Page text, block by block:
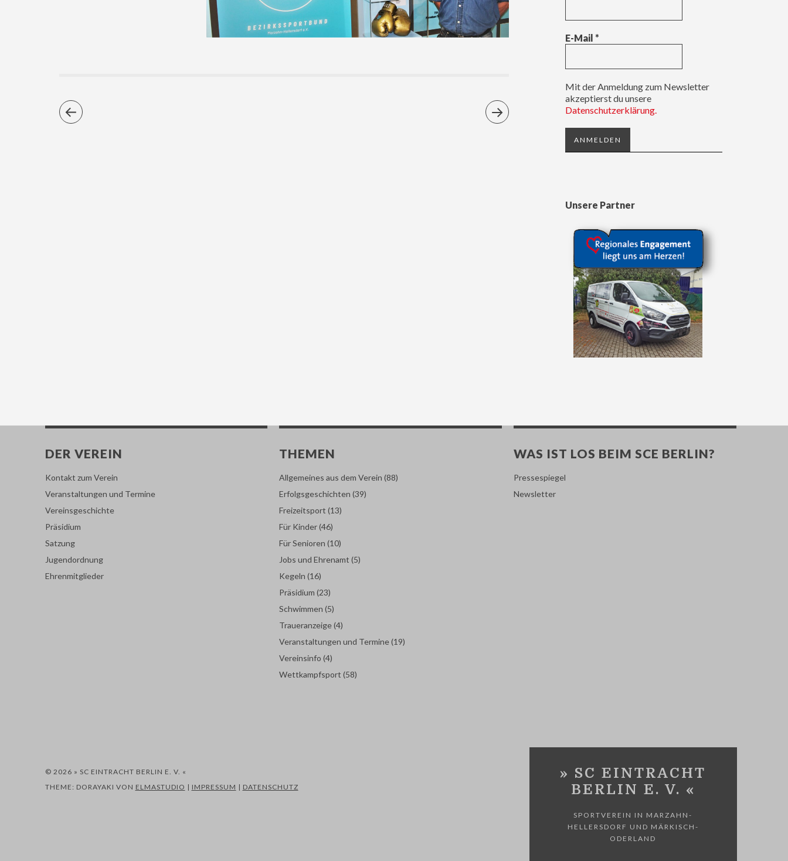
E-Mail *
Mit der Anmeldung zum Newsletter
akzeptierst du unsere
Datenschutzerklärung.
Unsere Partner
DER VEREIN
Kontakt zum Verein
Veranstaltungen und Termine
Vereinsgeschichte
Präsidium
Satzung
Jugendordnung
Ehrenmitglieder
THEMEN
Allgemeines aus dem Verein (88)
Erfolgsgeschichten (39)
Freizeitsport (13)
Für Kinder(46)
Für Senioren (10)
Jobs und Ehrenamt (5)
Kegeln (16)
Präsidium (23)
Schwimmen (5)
Traueranzeige(4)
Veranstaltungen und Termine(19)
Vereinsinfo (4)
Wettkampfsport (58)
WAS IST LOS BEIM SCE BERLIN?
Pressespiegel
Newsletter
© 2026 » SC EINTRACHT BERLIN E. V. «
THEME: DORAYAKI VON ELMASTUDIO | IMPRESSUM | DATENSCHUTZ
» SC EINTRACHT
BERLIN E. V. «
SPORTVEREIN IN MARZAHN-
HELLERSDORF UND MÄRKISCH-
ODERLAND